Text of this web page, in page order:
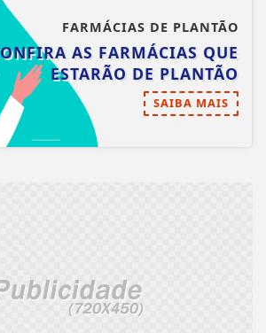
FARMÁCIAS DE PLANTÃO
AS FARMÁCIAS QUE
ESTARÃO DE PLANTÃO
SAIBA MAIS